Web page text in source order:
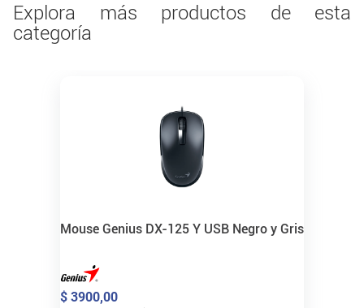
Explora más productos de esta
categoría
Mouse Genius DX-125 Y USB Negro y Gris
$ 3900,00